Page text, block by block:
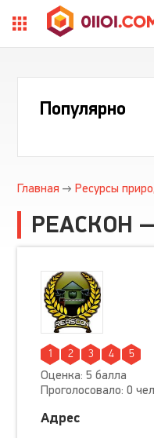
Популярно
Главная Ресурсы
РЕАСКОН
1 2 3 4 5
Оценка: 5 балла
Проголосовало: 0
Адрес